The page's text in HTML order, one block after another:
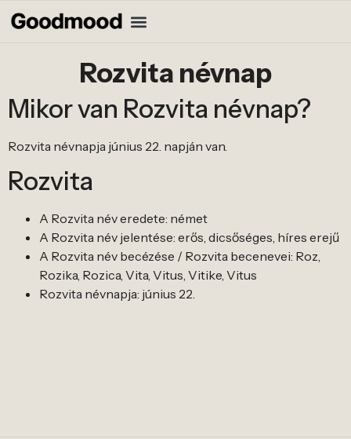
Rozvita névnap
Mikor van Rozvita névnap?
Rozvita névnapja június 22. napján van.
Rozvita
A Rozvita név eredete: német
A Rozvita név jelentése: erős, dicsőséges, híres erejű
A Rozvita név becézése / Rozvita becenevei: Roz,
Rozika, Rozica, Vita, Vitus, Vitike, Vitus
Rozvita névnapja: június 22.